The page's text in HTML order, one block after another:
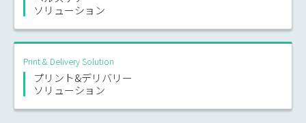
ソリューション
Print & Delivery Solution
プリント&デリバリー
ソリューション